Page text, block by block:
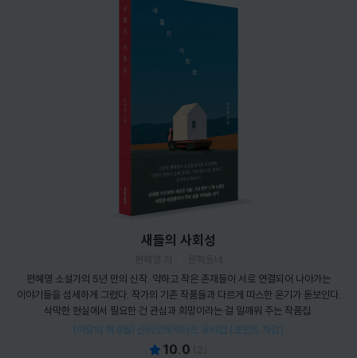
새들의 사회성
편혜영 소설가의 5년 만의 신작. 약하고 작은 존재들이 서로 연결되어 나아가는
이야기들을 섬세하게 그렸다. 작가의 기존 작품들과 다르게 따스한 온기가 돋보인다.
삭막한 현실에서 필요한 건 관심과 희망이라는 걸 일깨워 주는 작품집.
[이달의 책 8월] 산리오캐릭터즈 유리컵 (포인트 차감)
10.0